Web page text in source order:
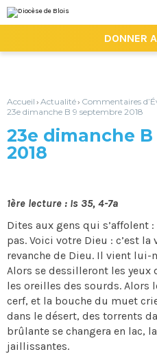
au
contenu.
la
personnels
DONNER
Accueil › Actualité› Commentaires
23e dimanche B 9 septembre 2018
23e dimanche
2018
1ère lecture : Is 35, 4-7a
Dites aux gens qui s’affolent
pas. Voici votre Dieu : c’est
revanche de Dieu. Il vient lui-
Alors se dessilleront les yeux
les oreilles des sourds. Alors
cerf, et la bouche du muet
dans le désert, des torrents
brûlante se changera en lac,
jaillissantes.